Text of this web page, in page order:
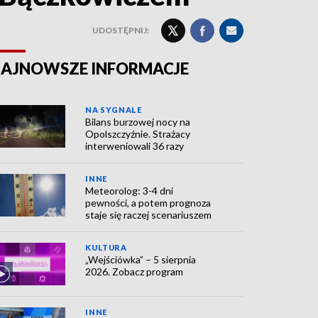
UDOSTĘPNIJ:
INFORMACJE
NA SYGNALE
Bilans burzowej nocy na
Opolszczyźnie. Strażacy
interweniowali 36 razy
INNE
Meteorolog: 3-4 dni
pewności, a potem prognoza
staje się raczej scenariuszem
KULTURA
„Wejściówka” – 5 sierpnia
2026. Zobacz program
INNE